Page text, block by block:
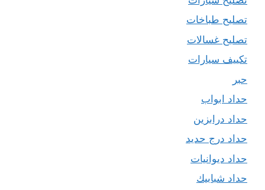
تصليح طباخات
تصليح غسالات
تكييف سيارات
حبر
حداد ابواب
حداد درابزين
حداد درج حديد
حداد ديوانيات
حداد شبابيك